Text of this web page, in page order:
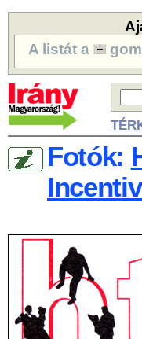
A listát a
Fotók: